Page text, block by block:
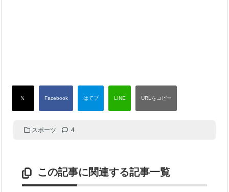
スポーツ 4
この記事に関連する記事一覧